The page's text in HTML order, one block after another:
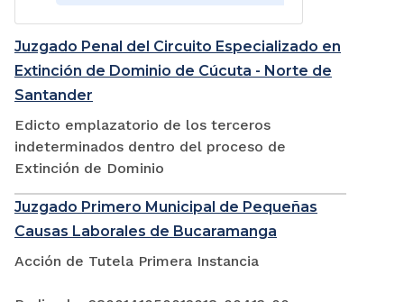
Juzgado Penal del Circuito Especializado en
Extinción de Dominio de Cúcuta - Norte de
Santander
Edicto emplazatorio de los terceros
indeterminados dentro del proceso de
Extinción de Dominio
Juzgado Primero Municipal de Pequeñas
Causas Laborales de Bucaramanga
Acción de Tutela Primera Instancia